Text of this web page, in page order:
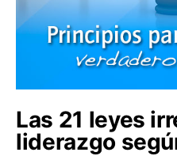
Las 21 leyes
liderazgo